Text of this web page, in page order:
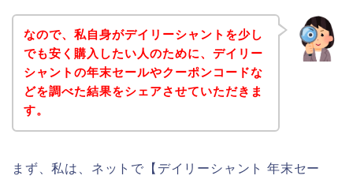
なので、私自身がデイリーシャントを少し
でも安く購入したい人のために、デイリー
シャントの年末セールやクーポンコードな
どを調べた結果をシェアさせていただきま
す。
まず、私は、ネットで【デイリーシャント 年末セー